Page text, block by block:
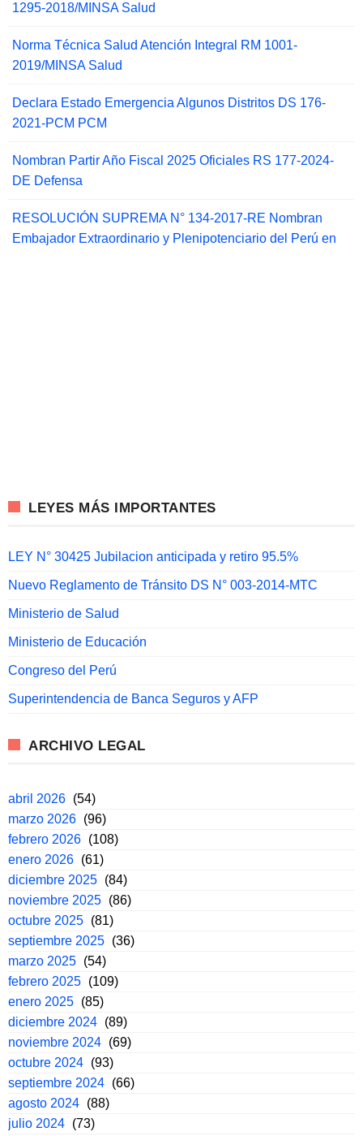
1295-2018/MINSA Salud
Norma Técnica Salud Atención Integral RM 1001-
2019/MINSA Salud
Declara Estado Emergencia Algunos Distritos DS 176-
2021-PCM PCM
Nombran Partir Año Fiscal 2025 Oficiales RS 177-2024-
DE Defensa
RESOLUCIÓN SUPREMA N° 134-2017-RE Nombran
Embajador Extraordinario y Plenipotenciario del Perú en
LEYES MÁS IMPORTANTES
LEY N° 30425 Jubilacion anticipada y retiro 95.5%
Nuevo Reglamento de Tránsito DS N° 003-2014-MTC
Ministerio de Salud
Ministerio de Educación
Congreso del Perú
Superintendencia de Banca Seguros y AFP
ARCHIVO LEGAL
abril 2026 (54)
marzo 2026 (96)
febrero 2026 (108)
enero 2026 (61)
diciembre 2025 (84)
noviembre 2025 (86)
octubre 2025 (81)
septiembre 2025 (36)
marzo 2025 (54)
febrero 2025 (109)
enero 2025 (85)
diciembre 2024 (89)
noviembre 2024 (69)
octubre 2024 (93)
septiembre 2024 (66)
agosto 2024 (88)
julio 2024 (73)